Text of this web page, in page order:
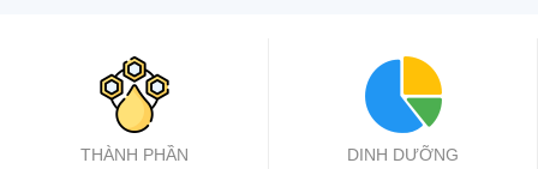
THÀNH PHẦN DINH DƯỠNG